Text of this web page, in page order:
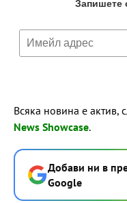
Всяка новина е актив,
News Showcase.
Добави ни в
Google